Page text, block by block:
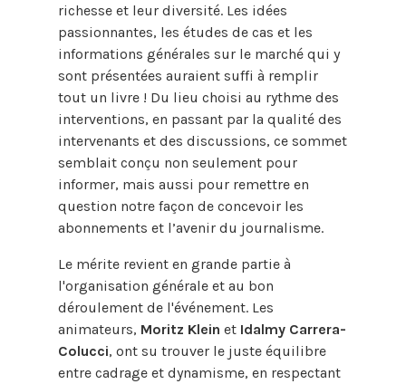
richesse et leur diversité. Les idées
passionnantes, les études de cas et les
informations générales sur le marché qui y
sont présentées auraient suffi à remplir
tout un livre ! Du lieu choisi au rythme des
interventions, en passant par la qualité des
intervenants et des discussions, ce sommet
semblait conçu non seulement pour
informer, mais aussi pour remettre en
question notre façon de concevoir les
abonnements et l’avenir du journalisme.
Le mérite revient en grande partie à
l'organisation générale et au bon
déroulement de l'événement. Les
animateurs, Moritz Klein et Idalmy Carrera-
Colucci, ont su trouver le juste équilibre
entre cadrage et dynamisme, en respectant